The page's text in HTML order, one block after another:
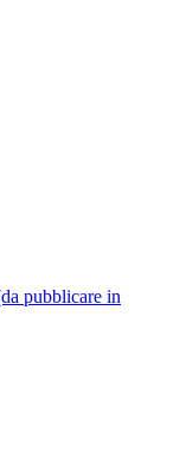
pubblicare in